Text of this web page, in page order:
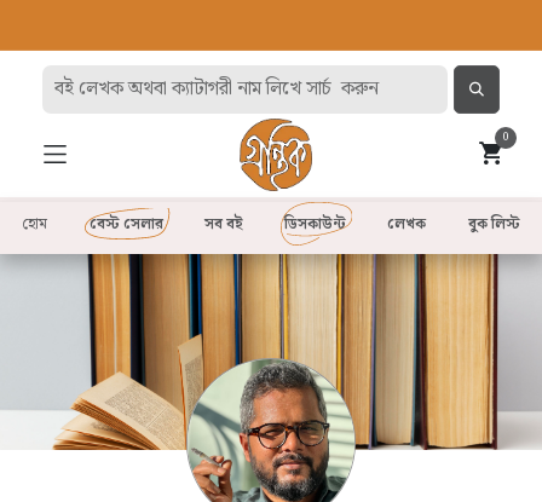
0
হোম বেস্ট সেলার সব বই লেখক
ডিসকাউন্ট বুক লিস্ট